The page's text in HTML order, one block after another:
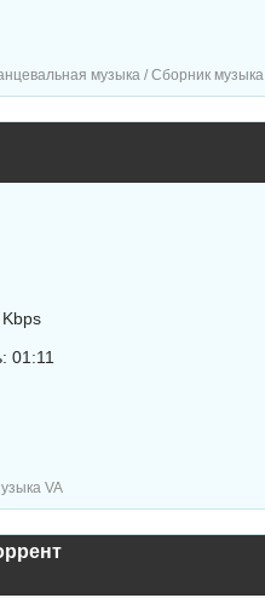
музыка / Сборник музыка
01:11
VA